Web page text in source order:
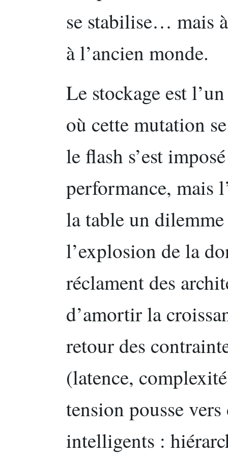
se stabilise… mais
à l’ancien monde.
Le stockage est
où cette mutation
le flash s’est
performance, mais
la table un
l’explosion de la
réclament des
d’amortir la
retour des
(latence,
tension pousse
intelligents :